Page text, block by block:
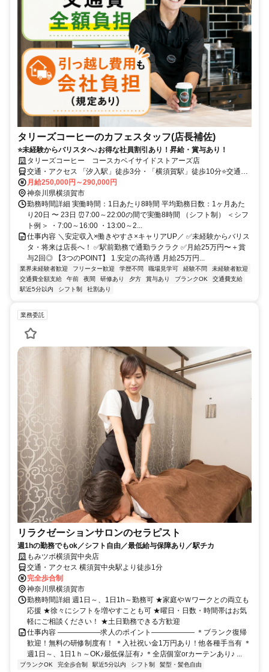
タリーズコーヒーのカフェスタッフ(店長補佐)
⭐未経験からバリスタへ♪お得な社員割引あり！昇給・賞与あり！
タリーズコーヒー コースカベイサイドストアーズ店
交通・アクセス 「汐入駅」徒歩3分・「横須賀駅」徒歩10分⭐交通費
全額支給⭐昇給・賞与あり
月給250,000円～290,000円
神奈川県横須賀市
勤務時間詳細 実働時間：1日あたり8時間 平均勤務日数：1ヶ月あた
り20日 〜 23日 ⏰7:00～22:00の間で実働8時間 （シフト制） ＜シフ
ト例＞ ・7:00～16:00 ・13:00～2...
仕事内容 ＼安定収入×働きやすさ×キャリアUP／ ✅未経験からバリス
タ・将来は店長へ！ ✅駅前勤務で通勤ラクラク ✅月給25万円〜＋賞
与2回◎ 【3つのPOINT】 1.安定の高待遇 月給25万円...
業界未経験者歓迎 フリーター歓迎 学歴不問 職場見学可 経験不問
未経験者歓迎
交通費全額支給
午前 夜間 研修あり 夕方 賞与あり ブランクOK
交通費支給
駅近5分以内
シフト制 社割あり
業務委託
リラクゼーションサロンのセラピスト
週1hの勤務でもok／シフト自由／最低給与保障あり／駅チカ
もみツボ横須賀中央店
交通・アクセス 横須賀中央駅より徒歩1分
完全歩合制
神奈川県横須賀市
勤務時間詳細 週1日～、1日1h～勤務可 ★家庭やＷワークとの両立も
応援 ★徐々にシフトを増やすことも可 ★曜日・日数・時間帯はお気
軽にご相談ください！ ★土日勤務できる方歓迎
仕事内容 ――――――求人のポイント―――――― ＊ブランク復帰
歓迎！無料の研修制度有！ ＊入社祝い金1万円あり！他各種手当有 ＊
週1日～、1日1ｈ～OK♪最低保証有♪ ＊全店個室orカーテンあり♪ ...
ブランクOK 完全歩合制 駅近5分以内 シフト制 髪型・髪色自由